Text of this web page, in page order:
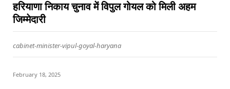
हरियाणा निकाय चुनाव में विपुल गोयल को मिली अहम
जिम्मेदारी
cabinet-minister-vipul-goyal-haryana
February 18, 2025